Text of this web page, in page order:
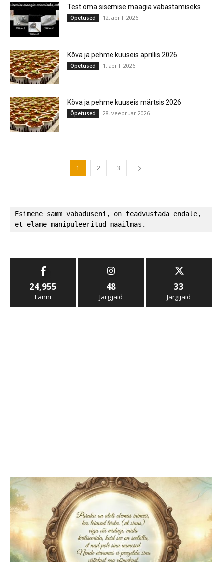
Test oma sisemise maagia vabastamiseks
Õpetused 12. aprill 2026
Kõva ja pehme kuuseis aprillis 2026
Õpetused 1. aprill 2026
Kõva ja pehme kuuseis märtsis 2026
Õpetused 28. veebruar 2026
1 2 3
Esimene samm vabaduseni, on teadvustada endale,
et elame manipuleeritud maailmas.
24,955
Fänni
48
Järgijaid
33
Järgijaid